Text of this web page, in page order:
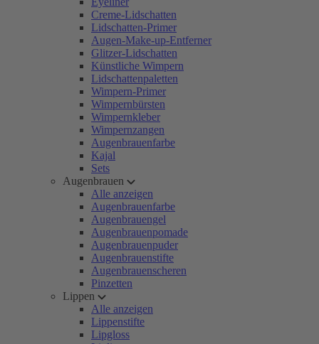
Creme-Lidschatten
Lidschatten-Primer
Augen-Make-up-Entferner
Glitzer-Lidschatten
Künstliche Wimpern
Lidschattenpaletten
Wimpern-Primer
Wimpernbürsten
Wimpernkleber
Wimpernzangen
Augenbrauenfarbe
Kajal
Sets
Augenbrauen
Alle anzeigen
Augenbrauenfarbe
Augenbrauengel
Augenbrauenpomade
Augenbrauenpuder
Augenbrauenstifte
Augenbrauenscheren
Pinzetten
Lippen
Alle anzeigen
Lippenstifte
Lipgloss